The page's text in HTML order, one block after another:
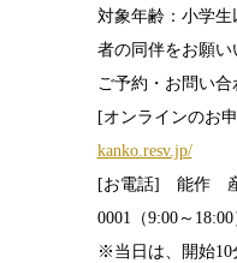
対象年齢：小学
者の同伴をお願い
ご予約・お問い合
[オンラインのお
kanko.resv.jp/
[お電話] 能作
0001（9:00～18:00
※当日は、開始10